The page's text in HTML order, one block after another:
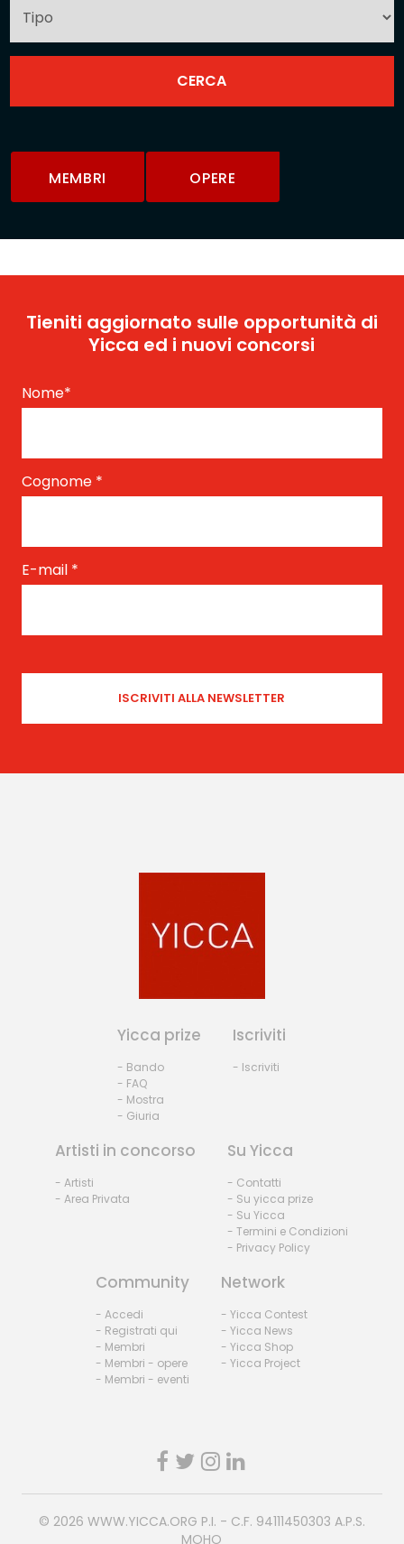
MEMBRI OPERE
Tieniti aggiornato sulle opportunità di
Yicca ed i nuovi concorsi
Nome*
Cognome *
E-mail *
Yicca prize
- Bando
- FAQ
- Mostra
- Giuria
Iscriviti
- Iscriviti
Artisti in concorso
- Artisti
- Area Privata
Su Yicca
- Contatti
- Su yicca prize
- Su Yicca
- Termini e Condizioni
- Privacy Policy
Community
- Accedi
- Registrati qui
- Membri
- Membri - opere
- Membri - eventi
Network
- Yicca Contest
- Yicca News
- Yicca Shop
- Yicca Project
© 2026 WWW.YICCA.ORG P.I. - C.F. 94111450303 A.P.S.
MOHO